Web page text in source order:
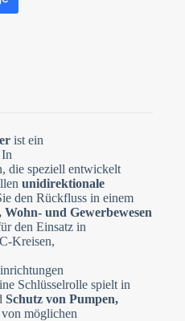
ist ein
In
die speziell entwickelt
unidirektionale
den Rückfluss in einem
Wohn- und Gewerbewesen
den Einsatz in
Kreisen,
Schlüsselrolle spielt in
Schutz von Pumpen,
von möglichen